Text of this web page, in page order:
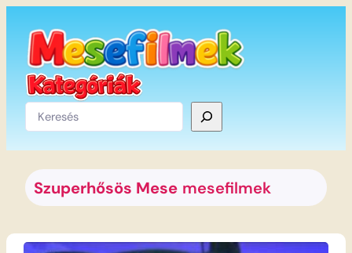
tartalomhoz
Keresés
Szuperhősös Mese mesefilmek